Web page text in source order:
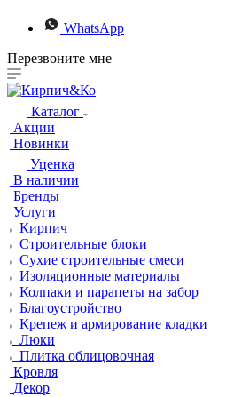
WhatsApp
Перезвоните мне
Каталог
Акции
Новинки
Уценка
В наличии
Бренды
Услуги
Кирпич
Строительные блоки
Сухие строительные смеси
Изоляционные материалы
Колпаки и парапеты на забор
Благоустройство
Крепеж и армирование кладки
Люки
Плитка облицовочная
Кровля
Декор